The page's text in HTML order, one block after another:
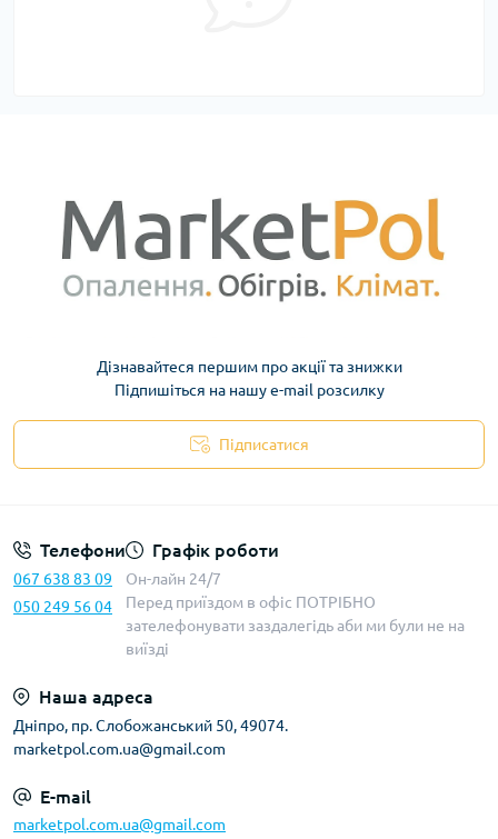
Дізнавайтеся першим про акції та знижки
Підпишіться на нашу e-mail розсилку
Підписатися
Телефони
067 638 83 09
050 249 56 04
Графік роботи
Он-лайн 24/7
Перед приїздом в офіс ПОТРІБНО
зателефонувати заздалегідь аби ми були не на
виїзді
Наша адреса
Дніпро, пр. Слобожанський 50, 49074.
marketpol.com.ua@gmail.com
E-mail
marketpol.com.ua@gmail.com